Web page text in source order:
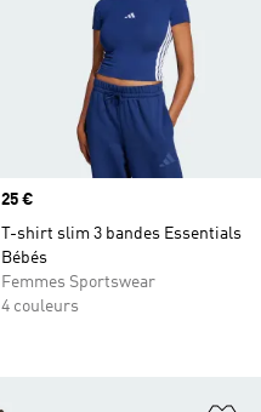
Prix
25 €
T-shirt slim 3 bandes Essentials
Bébés
Femmes Sportswear
4 couleurs